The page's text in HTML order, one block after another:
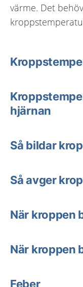
värme. Det
hjärnan
Så bildar
Så avger
När kroppen
När kroppen
Feber